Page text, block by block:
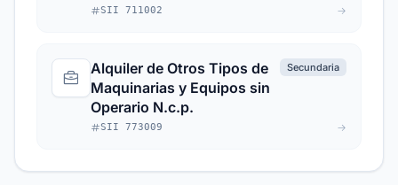
SII 711002
Alquiler de Otros Tipos de
Maquinarias y Equipos sin
Operario N.c.p.
Secundaria
SII 773009